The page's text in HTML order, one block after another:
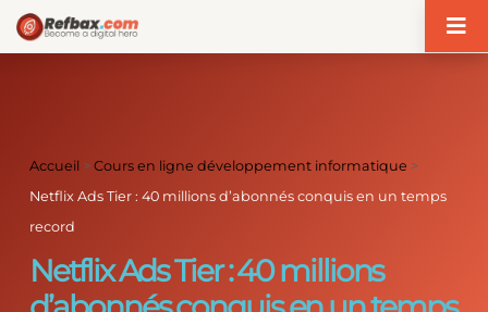
Accueil >Cours en ligne développement informatique >
Netflix Ads Tier : 40 millions d’abonnés conquis en un temps
record
Netflix Ads Tier : 40 millions
Panneau de gestion des cookies